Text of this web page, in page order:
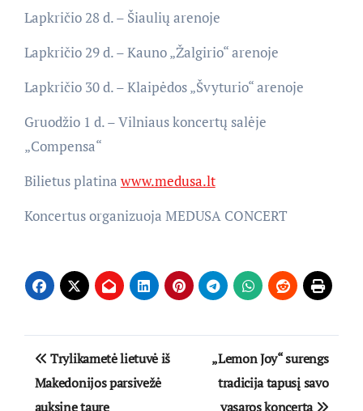
Lapkričio 28 d. – Šiaulių arenoje
Lapkričio 29 d. – Kauno „Žalgirio“ arenoje
Lapkričio 30 d. – Klaipėdos „Švyturio“ arenoje
Gruodžio 1 d. – Vilniaus koncertų salėje
„Compensa“
Bilietus platina www.medusa.lt
Koncertus organizuoja MEDUSA CONCERT
Navigacija
tarp
Trylikametė lietuvė iš
Makedonijos parsivežė
auksinę taurę
„Lemon Joy“ surengs
tradicija tapusį savo
vasaros koncertą